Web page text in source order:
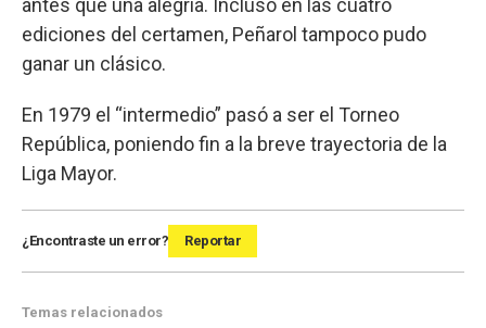
antes que una alegría. Incluso en las cuatro
ediciones del certamen, Peñarol tampoco pudo
ganar un clásico.
En 1979 el “intermedio” pasó a ser el Torneo
República, poniendo fin a la breve trayectoria de la
Liga Mayor.
¿Encontraste un error? Reportar
Temas relacionados